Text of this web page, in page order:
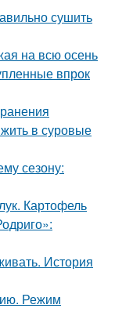
сушить
на всю осень
впрок
в суровые
сезону:
Картофель
История
Режим